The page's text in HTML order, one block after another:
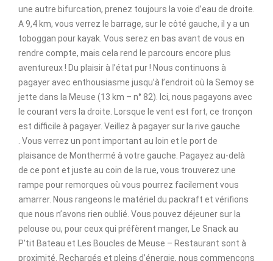
une autre bifurcation, prenez toujours la voie d’eau de droite.
A 9,4 km, vous verrez le barrage, sur le côté gauche, il y a un
toboggan pour kayak. Vous serez en bas avant de vous en
rendre compte, mais cela rend le parcours encore plus
aventureux ! Du plaisir à l’état pur ! Nous continuons à
pagayer avec enthousiasme jusqu’à l’endroit où la Semoy se
jette dans la Meuse (13 km – n° 82). Ici, nous pagayons avec
le courant vers la droite. Lorsque le vent est fort, ce tronçon
est difficile à pagayer. Veillez à pagayer sur la rive gauche
. Vous verrez un pont important au loin et le port de
plaisance de Monthermé à votre gauche. Pagayez au-delà
de ce pont et juste au coin de la rue, vous trouverez une
rampe pour remorques où vous pourrez facilement vous
amarrer. Nous rangeons le matériel du packraft et vérifions
que nous n’avons rien oublié. Vous pouvez déjeuner sur la
pelouse ou, pour ceux qui préfèrent manger, Le Snack au
P’tit Bateau et Les Boucles de Meuse – Restaurant sont à
proximité. Rechargés et pleins d’énergie, nous commençons